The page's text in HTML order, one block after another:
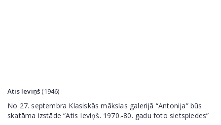
Atis Ieviņš(1946)
No 27. septembra Klasiskās mākslas galerijā “Antonija” būs
skatāma izstāde “Atis Ieviņš. 1970.-80. gadu foto sietspiedes”